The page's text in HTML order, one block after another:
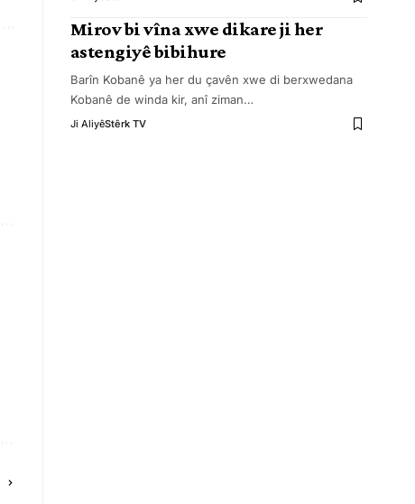
Mirov bi vîna xwe dikare ji her
astengiyê bibihure
Barîn Kobanê ya her du çavên xwe di berxwedana
Kobanê de winda kir, anî ziman…
Ji AliyêStêrk TV